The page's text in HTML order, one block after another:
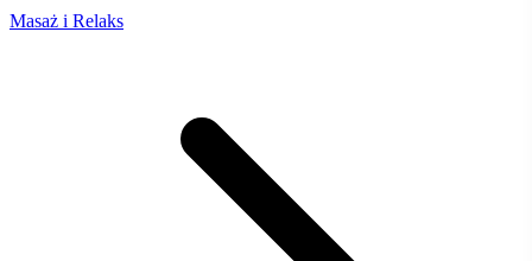
Masaż i Relaks